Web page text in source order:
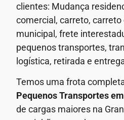
clientes: Mudança
comercial, carreto,
municipal, frete
pequenos transportes,
logística, retirada e
Temos uma frota
Pequenos Transportes em
de cargas maiores na